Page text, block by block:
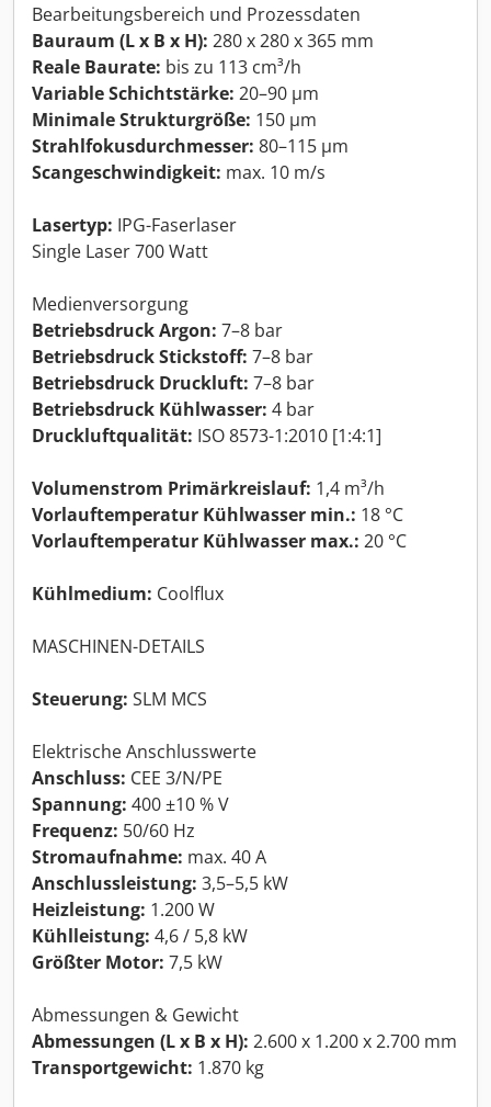
Bearbeitungsbereich und Prozessdaten
Bauraum (L x B x H): 280 x 280 x 365 mm
Reale Baurate: bis zu 113 cm³/h
Variable Schichtstärke: 20–90 µm
Minimale Strukturgröße: 150 µm
Strahlfokusdurchmesser: 80–115 µm
Scangeschwindigkeit: max. 10 m/s
Lasertyp: IPG-Faserlaser
Single Laser 700 Watt
Medienversorgung
Betriebsdruck Argon: 7–8 bar
Betriebsdruck Stickstoff: 7–8 bar
Betriebsdruck Druckluft: 7–8 bar
Betriebsdruck Kühlwasser: 4 bar
Druckluftqualität: ISO 8573-1:2010 [1:4:1]
Volumenstrom Primärkreislauf: 1,4 m³/h
Vorlauftemperatur Kühlwasser min.: 18 °C
Vorlauftemperatur Kühlwasser max.: 20 °C
Kühlmedium: Coolflux
MASCHINEN-DETAILS
Steuerung: SLM MCS
Elektrische Anschlusswerte
Anschluss: CEE 3/N/PE
Spannung: 400 ±10 % V
Frequenz: 50/60 Hz
Stromaufnahme: max. 40 A
Anschlussleistung: 3,5–5,5 kW
Heizleistung: 1.200 W
Kühlleistung: 4,6 / 5,8 kW
Größter Motor: 7,5 kW
Abmessungen & Gewicht
Abmessungen (L x B x H): 2.600 x 1.200 x 2.700 mm
Transportgewicht: 1.870 kg